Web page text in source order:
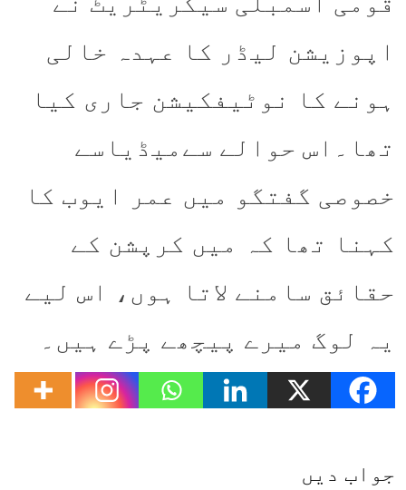
اپوزیشن لیڈر کا عہدہ خالی
ہونے کا نوٹیفکیشن جاری کیا
تھا۔اس حوالے سےمیڈیاسے
خصوصی گفتگو میں عمر ایوب کا
کہنا تھا کہ میں کرپشن کے
حقائق سامنے لاتا ہوں، اس لیے
یہ لوگ میرے پیچھے پڑے ہیں۔
جواب دیں